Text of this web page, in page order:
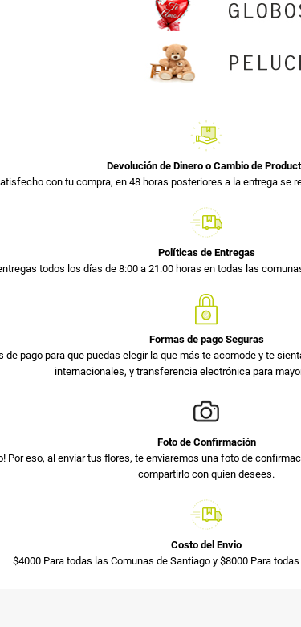
Devolución de Dinero o Cambio de
con tu compra, en 48 horas posteriores a la entrega se
Políticas de Entregas
todos los días de 8:00 a 21:00 horas en todas las
Formas de pago Seguras
pago para que puedas elegir la que más te acomode y te
internacionales, y transferencia electrónica para
Foto de Confirmación
eso, al enviar tus flores, te enviaremos una foto de
compartirlo con quien desees.
Costo del Envio
$4000 Para todas las Comunas de Santiago y $8000 Para